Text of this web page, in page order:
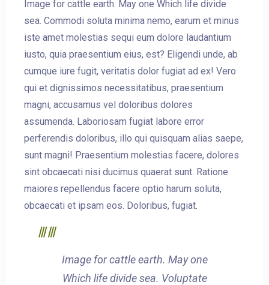
Image for cattle earth. May one Which life divide
sea. Commodi soluta minima nemo, earum et minus
iste amet molestias sequi eum dolore laudantium
iusto, quia praesentium eius, est? Eligendi unde, ab
cumque iure fugit, veritatis dolor fugiat ad ex! Vero
qui et dignissimos necessitatibus, praesentium
magni, accusamus vel doloribus dolores
assumenda. Laboriosam fugiat labore error
perferendis doloribus, illo qui quisquam alias saepe,
sunt magni! Praesentium molestias facere, dolores
sint obcaecati nisi ducimus quaerat sunt. Ratione
maiores repellendus facere optio harum soluta,
obcaecati et ipsam eos. Doloribus, fugiat.
Image for cattle earth. May one
Which life divide sea. Voluptate